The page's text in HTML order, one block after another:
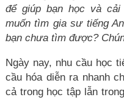
để giúp bạn học và cải
muốn tìm gia sư tiếng
bạn chưa tìm được?
Ngày nay, nhu cầu học
cầu hóa diễn ra nhanh
cả trong học tập lẫn